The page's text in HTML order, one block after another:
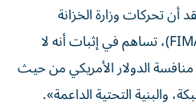
أن تحركات وزارة الخزانة
الأمريكية، وتوفر فائدة آلية (FIMA)، تساهم في إثبات أنه لا
الدولار الأمريكي من حيث
والبنية التحتية الداعمة».